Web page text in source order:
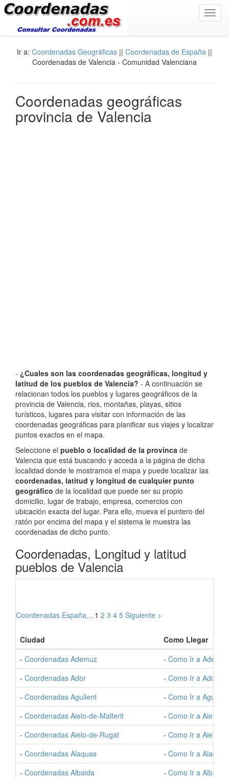
Ir a: Coordenadas Geográficas || Coordenadas de España ||
Coordenadas de Valencia - Comunidad Valenciana
Coordenadas geográficas
provincia de Valencia
- ¿Cuales son las coordenadas geográficas, longitud y
latitud de los pueblos de Valencia? - A continuación se
relacionan todos los pueblos y lugares geográficos de la
provincia de Valencia, rios, montañas, playas, sitios
turísticos, lugares para visitar con información de las
coordenadas geográficas para planificar sus viajes y localizar
puntos exactos en el mapa.
Seleccione el pueblo o localidad de la provinca de
Valencia que está buscando y acceda a la página de dicha
localidad donde le mostramos el mapa y puede localizar las
coordenadas, latitud y longitud de cualquier punto
geográfico de la localidad que puede ser su propio
domicilio, lugar de trabajo, empresa, comercios con
ubicación exacta del lugar. Para ello, mueva el puntero del
ratón por encima del mapa y el sistema le muestra las
coordenadas de dicho punto.
Coordenadas, Longitud y latitud
pueblos de Valencia
Coordenadas España....1 2 3 4 5 Siguiente >
Ciudad
Como Llegar
- Coordenadas Ademuz - Como Ir a Ademuz
- Coordenadas Ador - Como Ir a Ador
- Coordenadas Agullent - Como Ir a Agullent
- Coordenadas Aielo-de-Malferit - Como Ir a Aielo-
- Coordenadas Aielo-de-Rugat - Como Ir a Aielo-
- Coordenadas Alaquas - Como Ir a Alaquas
- Coordenadas Albaida - Como Ir a Albaida